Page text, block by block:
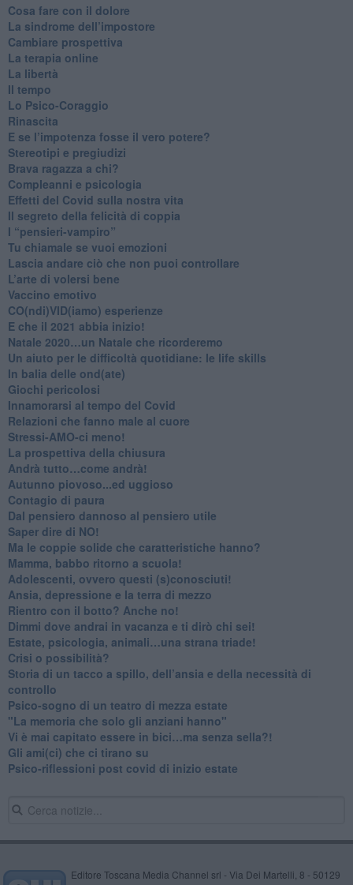
Cosa fare con il dolore
​La sindrome dell’impostore
​Cambiare prospettiva
La terapia online
La libertà
​Il tempo
​Lo Psico-Coraggio
Rinascita
​E se l’impotenza fosse il vero potere?
Stereotipi e pregiudizi
​Brava ragazza a chi?
​Compleanni e psicologia
Effetti del Covid sulla nostra vita
Il segreto della felicità di coppia
​I “pensieri-vampiro”
​Tu chiamale se vuoi emozioni
​Lascia andare ciò che non puoi controllare
L’arte di volersi bene
​Vaccino emotivo
CO(ndi)VID(iamo) esperienze
​E che il 2021 abbia inizio!
​Natale 2020…un Natale che ricorderemo
Un aiuto per le difficoltà quotidiane: le life skills
​In balia delle ond(ate)
Giochi pericolosi
Innamorarsi al tempo del Covid
​Relazioni che fanno male al cuore
​Stressi-AMO-ci meno!
​La prospettiva della chiusura
​Andrà tutto…come andrà!
Autunno piovoso...ed uggioso
​Contagio di paura
​Dal pensiero dannoso al pensiero utile
​Saper dire di NO!
​Ma le coppie solide che caratteristiche hanno?
​Mamma, babbo ritorno a scuola!
Adolescenti, ovvero questi (s)conosciuti!
Ansia, depressione e la terra di mezzo
​Rientro con il botto? Anche no!
Dimmi dove andrai in vacanza e ti dirò chi sei!
​Estate, psicologia, animali…una strana triade!
​Crisi o possibilità?
​Storia di un tacco a spillo, dell’ansia e della necessità di
controllo
​Psico-sogno di un teatro di mezza estate
"La memoria che solo gli anziani hanno"
​Vi è mai capitato essere in bici…ma senza sella?!
​Gli ami(ci) che ci tirano su
Psico-riflessioni post covid di inizio estate
Editore Toscana Media Channel srl - Via Dei Martelli, 8 - 50129